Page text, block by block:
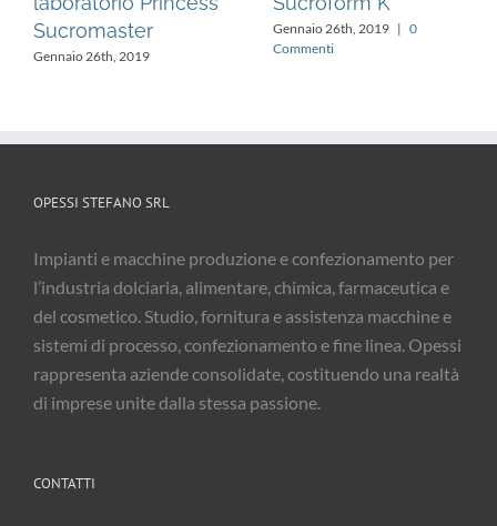
Sucromaster
Gennaio 26th, 2019
Gennaio 26th, 2019 | 0
Commenti
OPESSI STEFANO SRL
Impianti e macchine produzione e confezionamento per
l’industria dolciaria, alimentare, chimica, farmaceutica e
del cosmetico. Studio, fornitura e assistenza macchine e
sistemi di processo, confezionamento e fine linea. Opessi
rappresenta aziende consolidate, costituendo una realtà
di imprese unite dalla stessa passione.
CONTATTI